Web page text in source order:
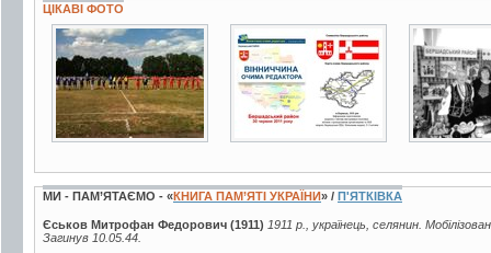
ЦІКАВІ ФОТО
4 фото 7 фото 2 фото
МИ - ПАМ’ЯТАЄМО - «КНИГА ПАМ’ЯТІ УКРАЇНИ» / П'ЯТКІВКА
Єськов Митрофан Федорович (1911) 1911 р., українець, селянин.
Загинув 10.05.44.